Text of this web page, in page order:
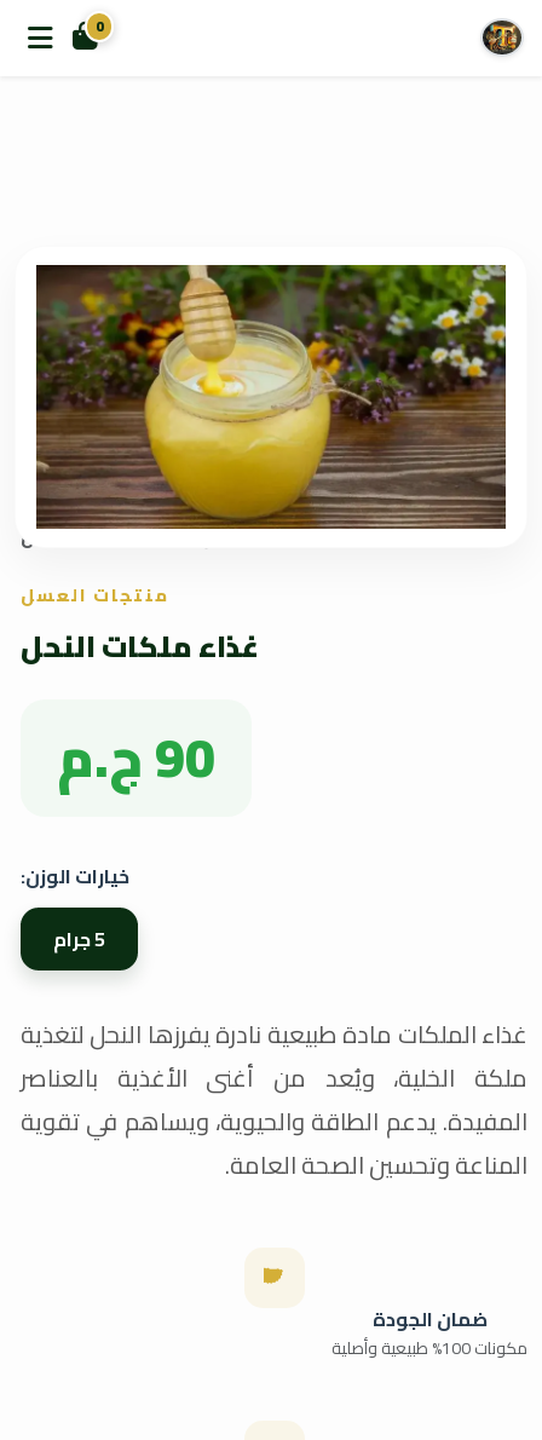
0
الرئيسية منتجات العسل غذاء ملكات النحل
منتجات العسل
غذاء ملكات النحل
90 ج.م
خيارات الوزن:
5 جرام
غذاء الملكات مادة طبيعية نادرة يفرزها النحل لتغذية
ملكة الخلية، ويُعد من أغنى الأغذية بالعناصر
المفيدة. يدعم الطاقة والحيوية، ويساهم في تقوية
المناعة وتحسين الصحة العامة.
ضمان الجودة
مكونات 100% طبيعية وأصلية